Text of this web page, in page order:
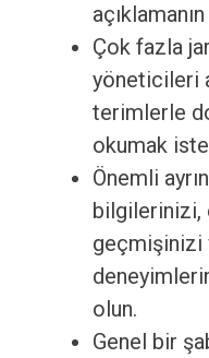
Çok fazla
yöneticileri
terimlerle
okumak
Önemli
bilgilerinizi,
geçmişinizi
olun.
Genel bir